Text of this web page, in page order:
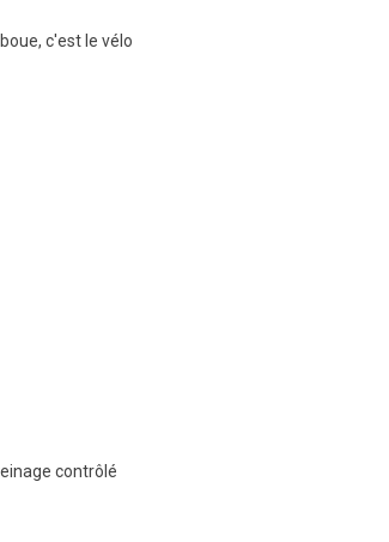
c'est le vélo
contrôlé